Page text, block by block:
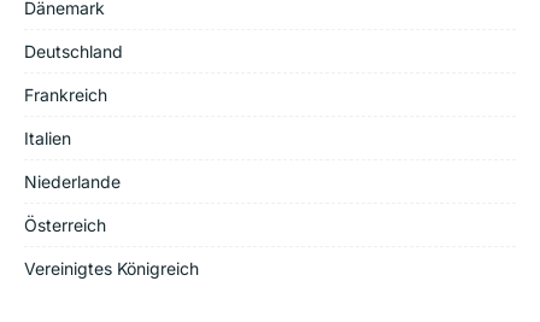
Dänemark
Deutschland
Frankreich
Italien
Niederlande
Österreich
Vereinigtes Königreich